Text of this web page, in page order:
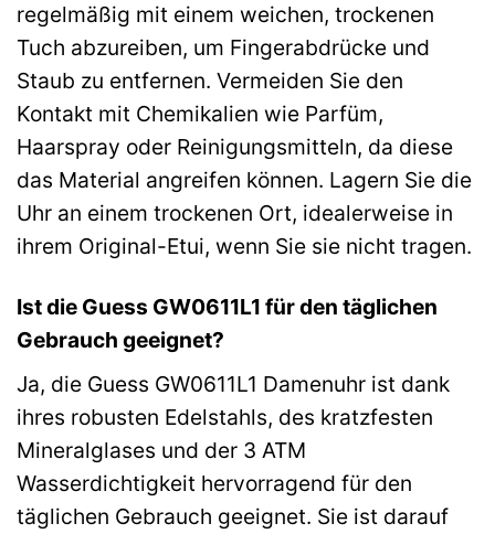
regelmäßig mit einem weichen, trockenen
Tuch abzureiben, um Fingerabdrücke und
Staub zu entfernen. Vermeiden Sie den
Kontakt mit Chemikalien wie Parfüm,
Haarspray oder Reinigungsmitteln, da diese
das Material angreifen können. Lagern Sie die
Uhr an einem trockenen Ort, idealerweise in
ihrem Original-Etui, wenn Sie sie nicht tragen.
Ist die Guess GW0611L1 für den täglichen
Gebrauch geeignet?
Ja, die Guess GW0611L1 Damenuhr ist dank
ihres robusten Edelstahls, des kratzfesten
Mineralglases und der 3 ATM
Wasserdichtigkeit hervorragend für den
täglichen Gebrauch geeignet. Sie ist darauf